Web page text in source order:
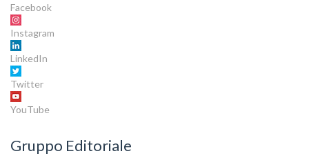
Facebook
Instagram
LinkedIn
Twitter
YouTube
Gruppo Editoriale